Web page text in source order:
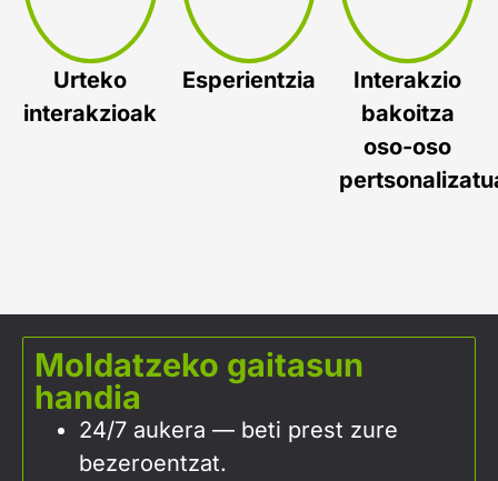
Urteko
interakzioak
Esperientzia
Interakzio
bakoitza
oso-oso
Moldatzeko gaitasun
handia
24/7 aukera — beti prest zure
bezeroentzat.